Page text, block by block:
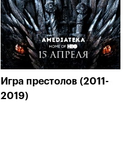
Игра престолов (2011-
2019)